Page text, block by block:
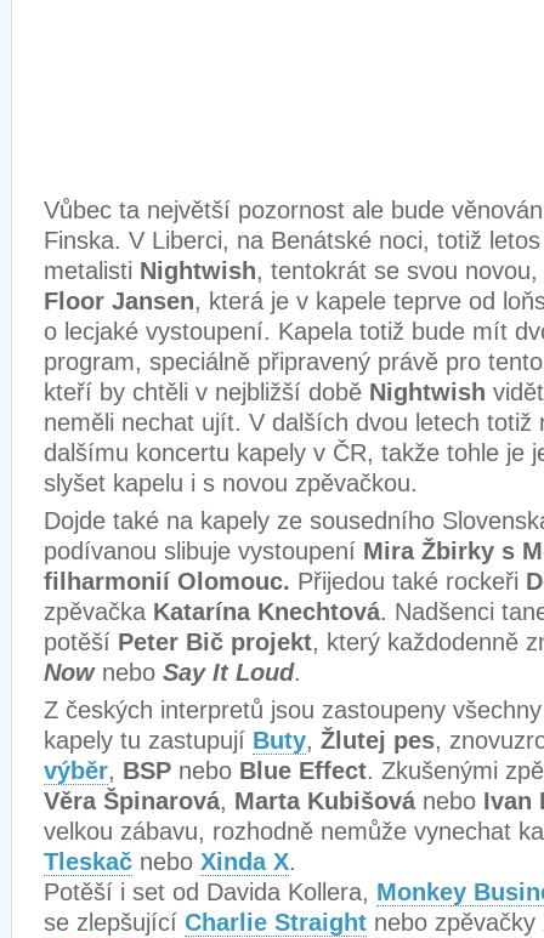
Vůbec ta největší pozornost ale bude
Finska. V Liberci, na Benátské noci, totiž
metalisti Nightwish, tentokrát se svou
Floor Jansen, která je v kapele teprve od
o lecjaké vystoupení. Kapela totiž bude mít
program, speciálně připravený právě pro
kteří by chtěli v nejbližší době Nightwish
neměli nechat ujít. V dalších dvou letech totiž
dalšímu koncertu kapely v ČR, takže tohle je
slyšet kapelu i s novou zpěvačkou.
Dojde také na kapely ze sousedního
podívanou slibuje vystoupení Mira Žbirky s
filharmonií Olomouc. Přijedou také rockeři
zpěvačka Katarína Knechtová. Nadšenci
potěší Peter Bič projekt, který každodenně
Nownebo Say It Loud.
Z českých interpretů jsou zastoupeny
kapely tu zastupují Buty, Žlutej pes,
výběr, BSP nebo Blue Effect. Zkušenými
Věra Špinarová, Marta Kubišová nebo Ivan
velkou zábavu, rozhodně nemůže vynechat
Tleskač nebo Xinda X.
Potěší i set od Davida Kollera, Monkey
se zlepšující Charlie Straight nebo zpěvačky